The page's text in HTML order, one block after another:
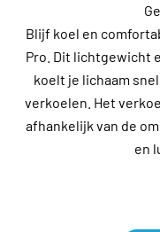
Blijf koel en
Pro. Dit lichtgewicht
koelt je lichaam
verkoelen. Het
afhankelijk van de
en